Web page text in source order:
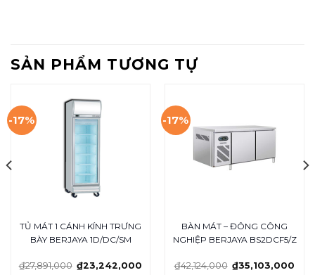
SẢN PHẨM TƯƠNG TỰ
-17%
TỦ MÁT 1 CÁNH KÍNH TRƯNG
BÀY BERJAYA 1D/DC/SM
₫27,891,000 ₫23,242,000
-17%
BÀN MÁT – ĐÔNG CÔNG
NGHIỆP BERJAYA BS2DCF5/Z
₫42,124,000 ₫35,103,000